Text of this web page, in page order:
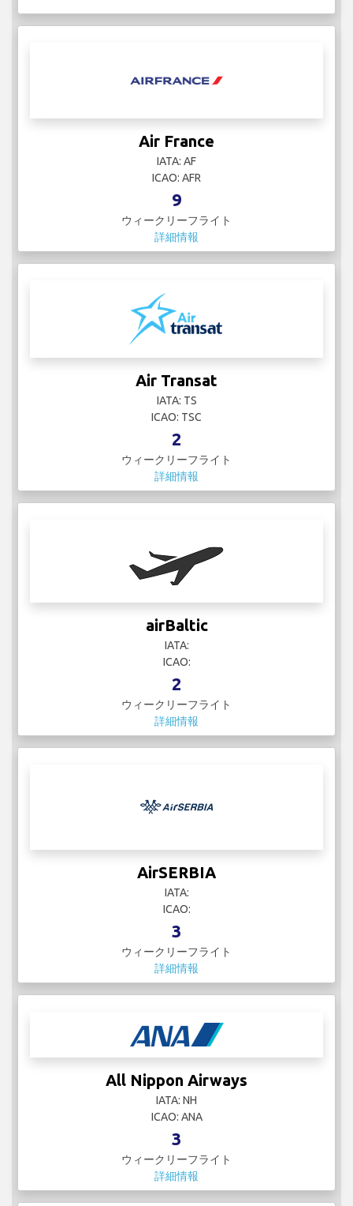
Air France
IATA: AF
ICAO: AFR
9
ウィークリーフライト
詳細情報
Air Transat
IATA: TS
ICAO: TSC
2
ウィークリーフライト
詳細情報
airBaltic
IATA:
ICAO:
2
ウィークリーフライト
詳細情報
AirSERBIA
IATA:
ICAO:
3
ウィークリーフライト
詳細情報
All Nippon Airways
IATA: NH
ICAO: ANA
3
ウィークリーフライト
詳細情報